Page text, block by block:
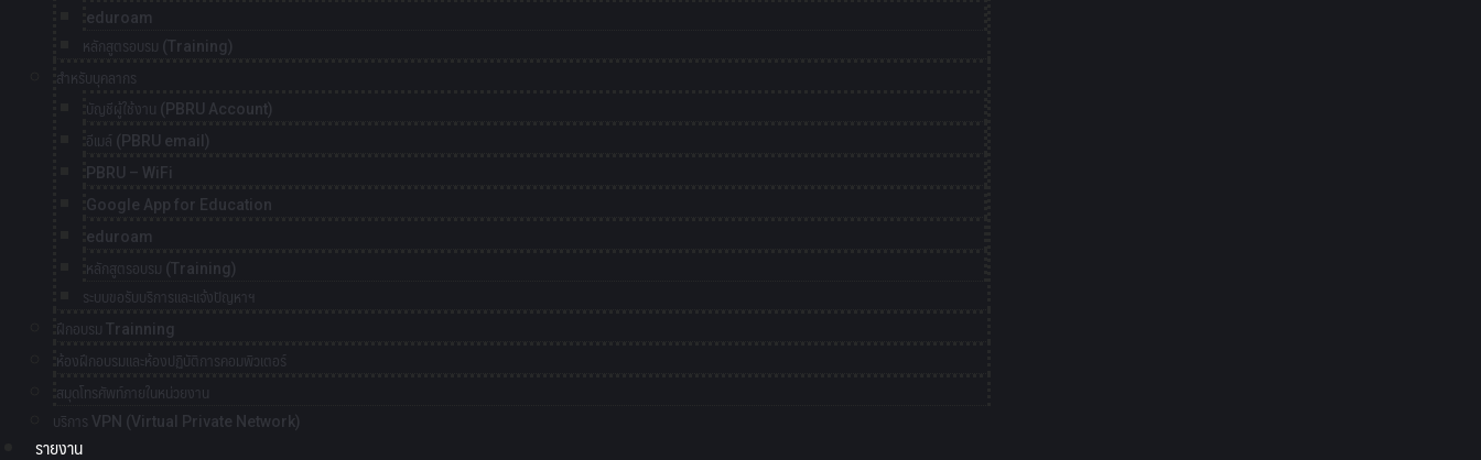
eduroam
หลักสูตรอบรม (Training)
สำหรับบุคลากร
บัญชีผู้ใช้งาน (PBRU Account)
อีเมล์ (PBRU email)
PBRU – WiFi
Google App for Education
eduroam
หลักสูตรอบรม (Training)
ระบบขอรับบริการและแจ้งปัญหาฯ
ฝึกอบรม Trainning
ห้องฝึกอบรมและห้องปฏิบัติการคอมพิวเตอร์
สมุดโทรศัพท์ภายในหน่วยงาน
บริการ VPN (Virtual Private Network)
รายงาน